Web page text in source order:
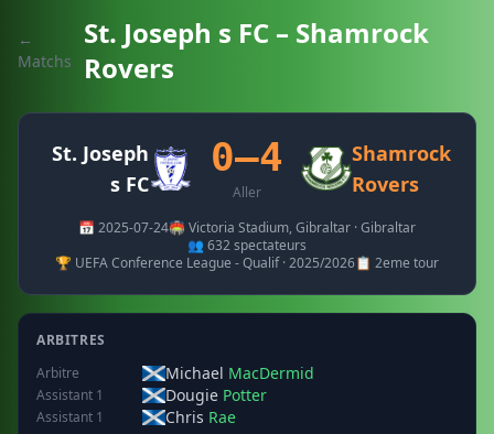
←
Matchs
St. Joseph s FC – Shamrock
Rovers
St. Joseph
s FC
0–4
Aller
Shamrock
Rovers
📅 2025-07-24🏟️ Victoria Stadium, Gibraltar · Gibraltar
👥 632 spectateurs
🏆 UEFA Conference League - Qualif · 2025/2026📋 2eme tour
ARBITRES
Arbitre
Michael MacDermid
Assistant 1 Dougie Potter
Assistant 1 Chris Rae